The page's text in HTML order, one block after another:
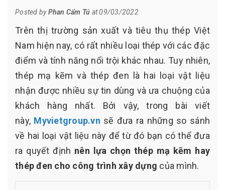
Posted byPhan Cẩm Tú at 09/03/2022
Trên thị trường sản xuất và tiêu thụ thép Việt
Nam hiện nay, có rất nhiều loại thép với các đặc
điểm và tính năng nổi trội khác nhau. Tuy nhiên,
thép mạ kẽm và thép đen là hai loại vật liệu
nhận được nhiều sự tin dùng và ưa chuộng của
khách hàng nhất. Bởi vậy, trong bài viết
này, Myvietgroup.vn sẽ đưa ra những so sánh
về hai loại vật liệu này để từ đó bạn có thể đưa
ra quyết định nên lựa chọn thép mạ kẽm hay
thép đen cho công trình xây dựng của mình.